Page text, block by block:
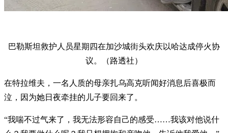
巴勒斯坦救护人员星期四在加沙城街头欢庆以哈达成停火协
议。（路透社）
在特拉维夫，一名人质的母亲扎乌高克听闻好消息后喜极而
泣，因为她日夜牵挂的儿子要回来了。
“我喘不过气来了，我无法形容自己的感受……我该对他说什